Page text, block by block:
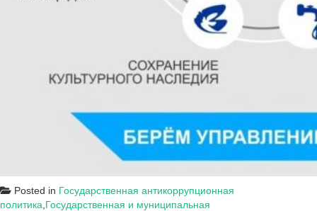
Posted in Государственная антикоррупционная
политика Государственная и муниципальная